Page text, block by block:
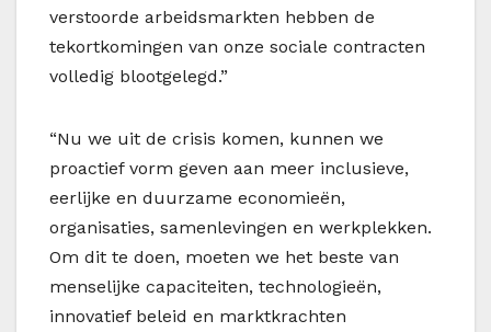
verstoorde arbeidsmarkten hebben de
tekortkomingen van onze sociale contracten
volledig blootgelegd.”
“Nu we uit de crisis komen, kunnen we
proactief vorm geven aan meer inclusieve,
eerlijke en duurzame economieën,
organisaties, samenlevingen en werkplekken.
Om dit te doen, moeten we het beste van
menselijke capaciteiten, technologieën,
innovatief beleid en marktkrachten